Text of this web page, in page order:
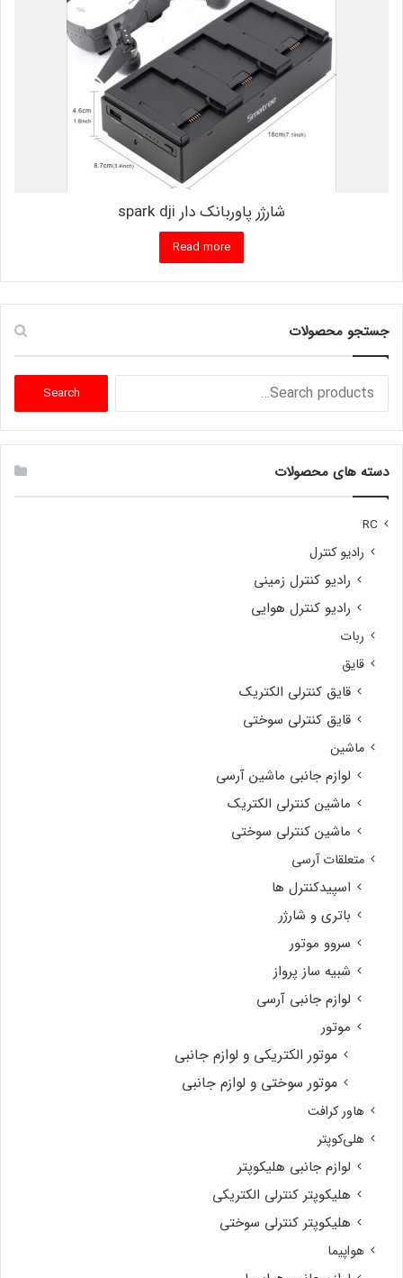
شارژر پاوربانک دار spark dji
Read more
جستجو محصولات
Search
Search
دسته های محصولات
RC
رادیو کنترل
رادیو کنترل زمینی
رادیو کنترل هوایی
ربات
قایق
قایق کنترلی الکتریک
قایق کنترلی سوختی
ماشین
لوازم جانبی ماشین آرسی
ماشین کنترلی الکتریک
ماشین کنترلی سوختی
متعلقات آرسی
اسپیدکنترل ها
باتری و شارژر
سروو موتور
شبیه ساز پرواز
لوازم جانبی آرسی
موتور
موتور الکتریکی و لوازم جانبی
موتور سوختی و لوازم جانبی
هاور کرافت
هلی‌کوپتر
لوازم جانبی هلیکوپتر
هلیکوپتر کنترلی الکتریکی
هلیکوپتر کنترلی سوختی
هواپیما